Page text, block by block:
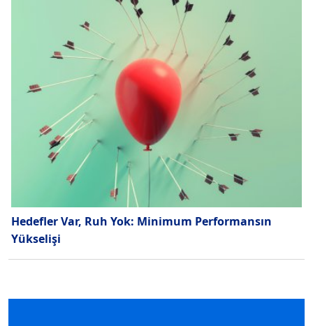
Hedefler Var, Ruh Yok: Minimum Performansın
Yükselişi